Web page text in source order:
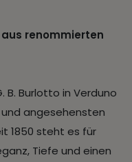
renommierten
Burlotto in Verduno
angesehensten
1850 steht es für
Tiefe und einen